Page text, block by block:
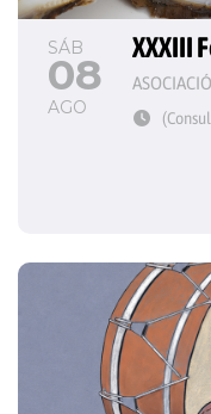
SÁB
08
AGO
XXXIII